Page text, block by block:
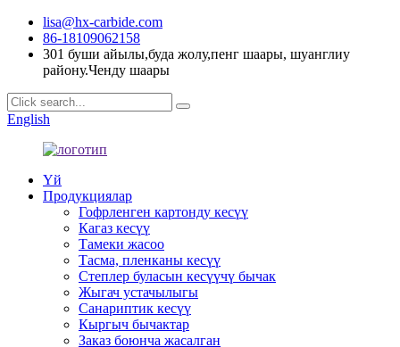
lisa@hx-carbide.com
86-18109062158
301 буши айылы,буда жолу,пенг шаары, шуанглиу
району.Ченду шаары
English
Үй
Продукциялар
Гофрленген картонду кесүү
Кагаз кесүү
Тамеки жасоо
Тасма, пленканы кесүү
Степлер буласын кесүүчү бычак
Жыгач устачылыгы
Санариптик кесүү
Кыргыч бычактар
Заказ боюнча жасалган